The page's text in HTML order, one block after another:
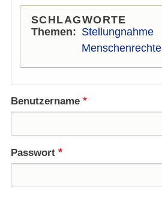
SCHLAGWORTE
Themen
Stellungnahme
Menschenrechte
Benutzername
Passwort